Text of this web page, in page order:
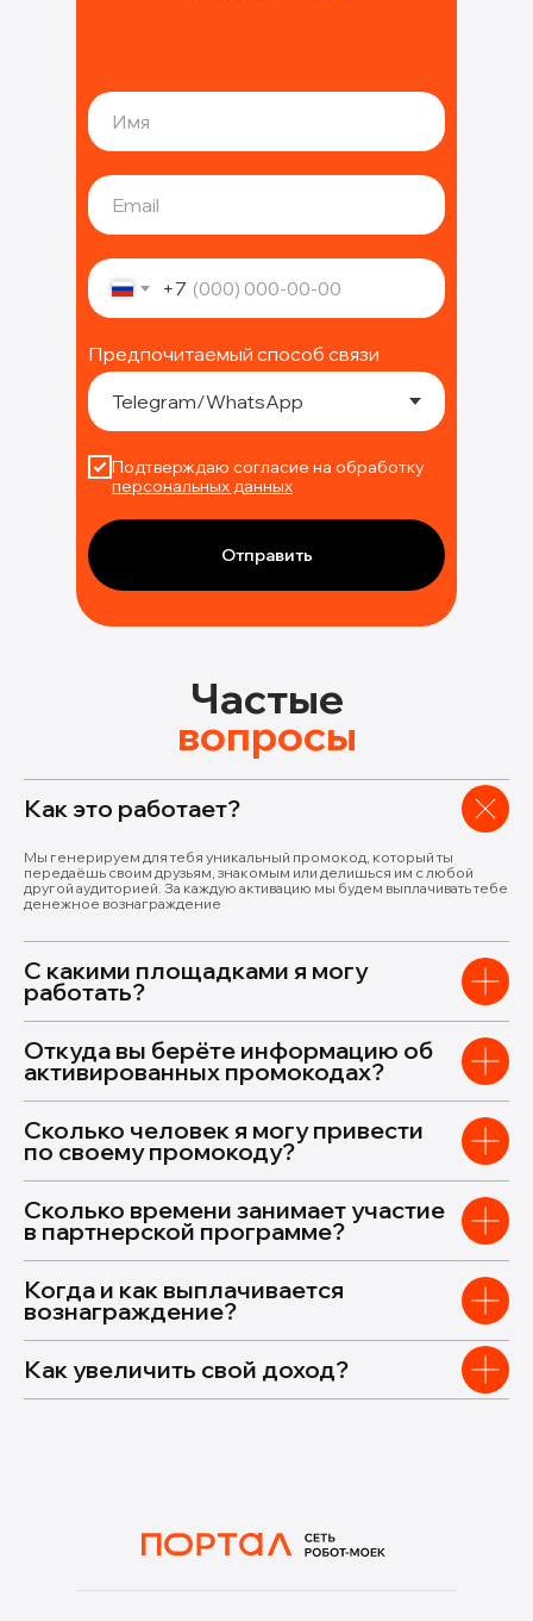
+7
Предпочитаемый способ связи
Подтверждаю согласие на обработку
персональных данных
Отправить
Частые
вопросы
Как это работает?
Мы генерируем для тебя уникальный промокод, который ты
передаёшь своим друзьям, знакомым или делишься им с любой
другой аудиторией. За каждую активацию мы будем выплачивать тебе
денежное вознаграждение
С какими площадками я могу
работать?
Откуда вы берёте информацию об
активированных промокодах?
Сколько человек я могу привести
по своему промокоду?
Сколько времени занимает участие
в партнерской программе?
Когда и как выплачивается
вознаграждение?
Как увеличить свой доход?